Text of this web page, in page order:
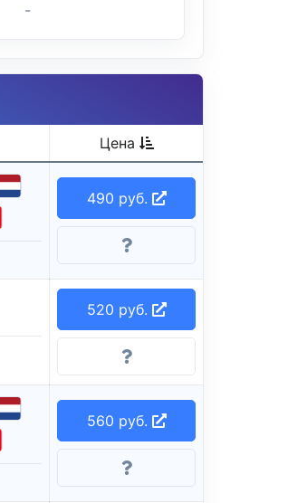
-
Цена
490 руб.
520 руб.
560 руб.